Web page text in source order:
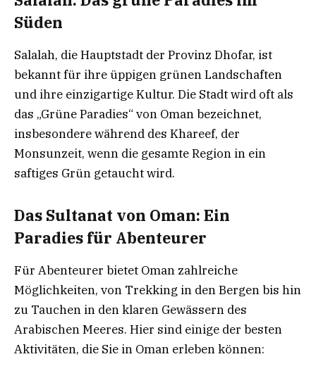
Süden
Salalah, die Hauptstadt der Provinz Dhofar, ist
bekannt für ihre üppigen grünen Landschaften
und ihre einzigartige Kultur. Die Stadt wird oft als
das „Grüne Paradies“ von Oman bezeichnet,
insbesondere während des Khareef, der
Monsunzeit, wenn die gesamte Region in ein
saftiges Grün getaucht wird.
Das Sultanat von Oman: Ein
Paradies für Abenteurer
Für Abenteurer bietet Oman zahlreiche
Möglichkeiten, von Trekking in den Bergen bis hin
zu Tauchen in den klaren Gewässern des
Arabischen Meeres. Hier sind einige der besten
Aktivitäten, die Sie in Oman erleben können: